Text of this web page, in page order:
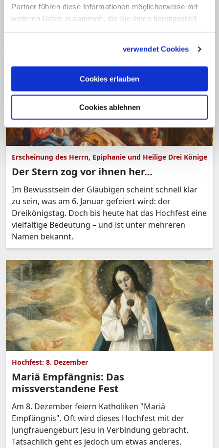
Partner führen diese Informationen möglicherweise mit
weiteren Daten zusammen, die Sie ihnen bereitgestellt
verwendet Cookies
Cookies erlauben
Cookies ablehnen
Menschwerdung Gottes und die Kindheit Jesu. Sie
endet mit dem ersten öffentlichen Auftreten Jesu,
Erscheinung des Herrn, Epiphanie und Heilige Drei Könige
Der Stern zog vor ihnen her…
Im Bewusstsein der Gläubigen scheint schnell klar
zu sein, was am 6. Januar gefeiert wird: der
Dreikönigstag. Doch bis heute hat das Hochfest eine
vielfältige Bedeutung – und ist unter mehreren
Namen bekannt.
Hochfest: 8. Dezember
Mariä Empfängnis: Das
missverstandene Fest
Am 8. Dezember feiern Katholiken "Mariä
Empfängnis". Oft wird dieses Hochfest mit der
Jungfrauengeburt Jesu in Verbindung gebracht.
Tatsächlich geht es jedoch um etwas anderes.